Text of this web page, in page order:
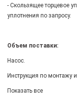
- Скользящее торцевое
уплотнения по запросу.
Объем поставки:
Насос.
Инструкция по монтажу и
Показать все